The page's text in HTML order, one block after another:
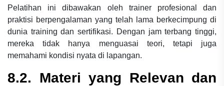
Pelatihan ini dibawakan oleh trainer profesional dan
praktisi berpengalaman yang telah lama berkecimpung di
dunia training dan sertifikasi. Dengan jam terbang tinggi,
mereka tidak hanya menguasai teori, tetapi juga
memahami kondisi nyata di lapangan.
8.2. Materi yang Relevan dan